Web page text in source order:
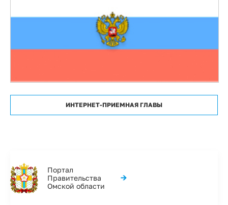
ИНТЕРНЕТ-ПРИЕМНАЯ ГЛАВЫ
Портал
Правительства
Омской области
→